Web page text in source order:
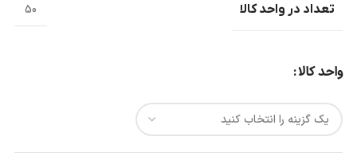
تعداد در واحد کالا 50
واحد کالا